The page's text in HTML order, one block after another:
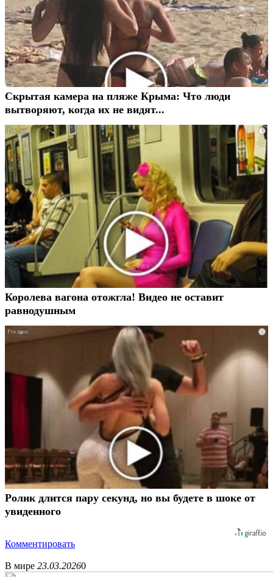
Скрытая камера на пляже Крыма: Что люди
вытворяют, когда их не видят...
i
Королева вагона отожгла! Видео не оставит
равнодушным
i
Ролик длится пару секунд, но вы будете в шоке от
увиденного
Комментировать
В мире 23.03.20260